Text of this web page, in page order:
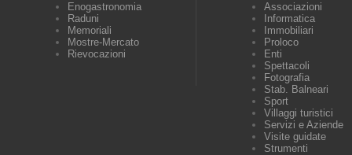
Enogastronomia
Raduni
Memoriali
Mostre-Mercato
Rievocazioni
Associazioni
Informatica
Immobiliari
Proloco
Enti
Spettacoli
Fotografia
Stab. Balneari
Sport
Villaggi turistici
Servizi e Aziende
Visite guidate
Strumenti